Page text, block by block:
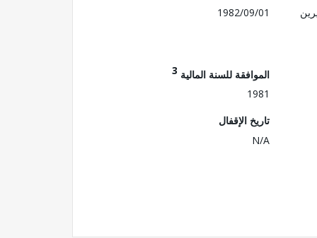
1982/09/01
الموافقة للسنة المالية 3
1981
تاريخ الإقفال
N/A